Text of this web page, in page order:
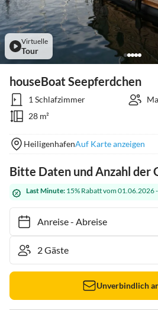
Virtuelle
Tour
houseBoat Seepferdchen
1 Schlafzimmer
28 m²
HeiligenhafenAuf Karte anzeigen
Bitte Daten und Anzahl der
Last Minute: 15% Rabatt vom 01.06.2026
Anreise- Abreise
Unverbindlich